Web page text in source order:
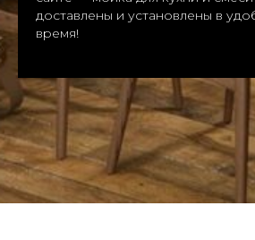
доставлены и установлены в
время!